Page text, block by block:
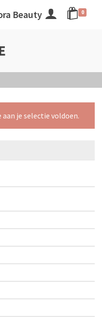
Beauty 0
je selectie voldoen.